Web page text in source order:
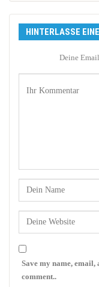
HINTERLASSE
Deine
Save my name,
comment..